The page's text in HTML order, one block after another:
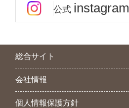
公式 instagram
総合サイト
会社情報
個人情報保護方針